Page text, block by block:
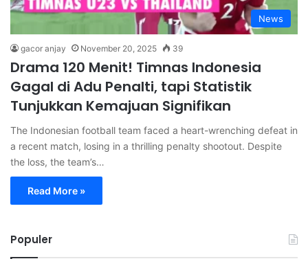
News
gacor anjay November 20, 2025 39
Drama 120 Menit! Timnas Indonesia
Gagal di Adu Penalti, tapi Statistik
Tunjukkan Kemajuan Signifikan
The Indonesian football team faced a heart-wrenching defeat in
a recent match, losing in a thrilling penalty shootout. Despite
the loss, the team’s…
Read More »
Populer